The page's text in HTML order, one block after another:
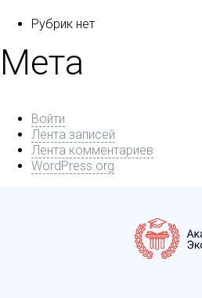
Рубрик нет
Мета
Войти
Лента записей
Лента комментариев
WordPress.org